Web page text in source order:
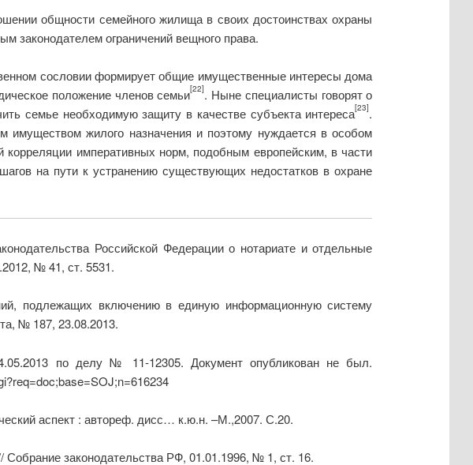
общности семейного жилища в своих достоинствах охраны
законодателем ограничений вещного права.
сословии формирует общие имущественные интересы дома
положение членов семьи[22]. Ныне специалисты говорят о
семье необходимую защиту в качестве субъекта интереса[23].
жилого назначения и поэтому нуждается в особом
императивных норм, подобным европейским, в части
на пути к устранению существующих недостатков в охране
Российской Федерации о нотариате и отдельные
№ 41, ст. 5531.
подлежащих включению в единую информационную систему
№ 187, 23.08.2013.
по делу № 11-12305. Документ опубликован не был.
аспект : автореф. дисс… к.ю.н. –М.,2007. С.20.
законодательства РФ, 01.01.1996, № 1, ст. 16.